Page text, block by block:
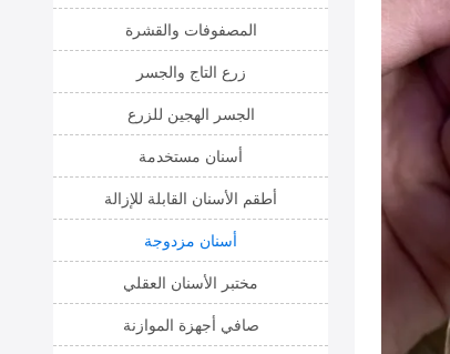
المصفوفات والقشرة
زرع التاج والجسر
الجسر الهجين للزرع
أسنان مستخدمة
أطقم الأسنان القابلة للإزالة
أسنان مزدوجة
مختبر الأسنان العقلي
صافي أجهزة الموازنة